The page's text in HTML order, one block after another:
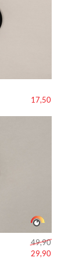
17,50
49,90
29,90